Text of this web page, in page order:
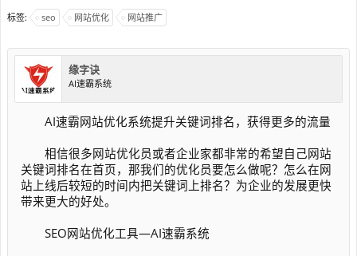
标签: seo 网站优化 网站推广
缘字诀
AI速霸系统
AI速霸网站优化系统提升关键词排名，获得更多的流量
相信很多网站优化员或者企业家都非常的希望自己网站
关键词排名在首页，那我们的优化员要怎么做呢？怎么在网
站上线后较短的时间内把关键词上排名？为企业的发展更快
带来更大的好处。
SEO网站优化工具—AI速霸系统